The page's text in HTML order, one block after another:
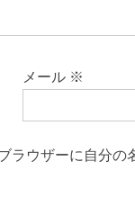
メール ※
ラウザーに自分の